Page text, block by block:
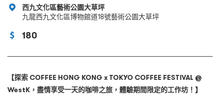
西九文化區藝術公園大草坪
九龍西九文化區博物館道18號藝術公園大草坪
180
【探索 COFFEE HONG KONG x TOKYO COFFEE FESTIVAL @
WestK ，盡情享受一天的咖啡之旅，體驗期間限定的工作坊！】